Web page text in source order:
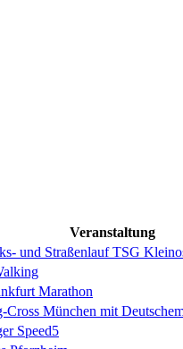
Veranstaltung
und Straßenlauf TSG
Marathon
Cross München mit
Speed5